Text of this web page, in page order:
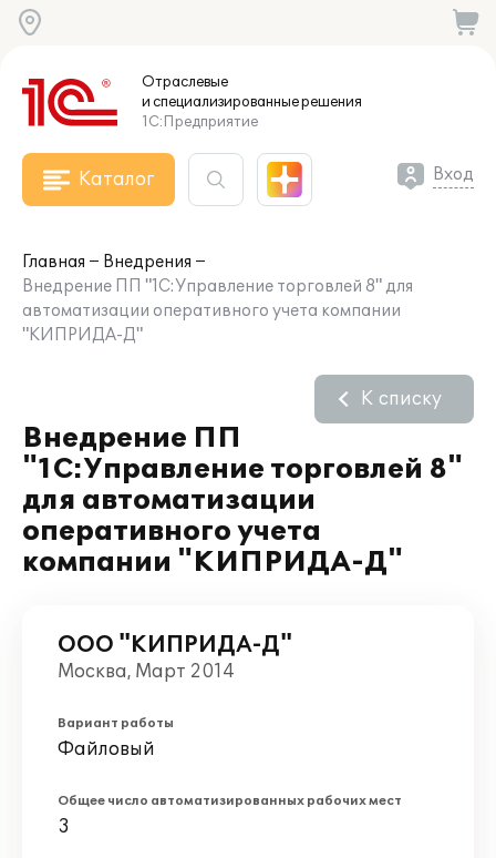
Отраслевые
и специализированныерешения
1С:Предприятие
Каталог Вход
Главная
Внедрения
Внедрение ПП "1С:Управление торговлей 8" для
автоматизации оперативного учета компании
"КИПРИДА-Д"
Внедрение ПП
"1С:Управление торговлей 8"
для автоматизации
оперативного учета
компании "КИПРИДА-Д"
К списку
ООО "КИПРИДА-Д"
Москва, Март 2014
Вариант работы
Файловый
Общее число автоматизированных рабочих мест
3